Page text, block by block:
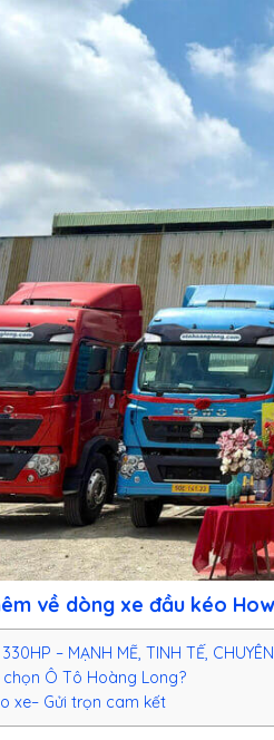
về dòng xe đầu kéo
– MẠNH MẼ, TINH TẾ,
Ô Tô Hoàng Long?
xe– Gửi trọn cam kết